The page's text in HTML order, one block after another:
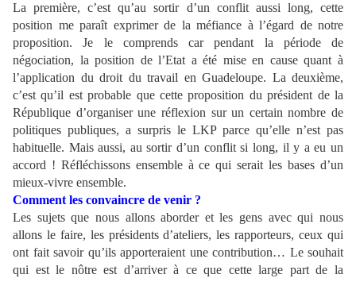
La première, c’est qu’au sortir d’un conflit aussi long, cette
position me paraît exprimer de la méfiance à l’égard de notre
proposition. Je le comprends car pendant la période de
négociation, la position de l’Etat a été mise en cause quant à
l’application du droit du travail en Guadeloupe. La deuxième,
c’est qu’il est probable que cette proposition du président de la
République d’organiser une réflexion sur un certain nombre de
politiques publiques, a surpris le LKP parce qu’elle n’est pas
habituelle. Mais aussi, au sortir d’un conflit si long, il y a eu un
accord ! Réfléchissons ensemble à ce qui serait les bases d’un
mieux-vivre ensemble.
Comment les convaincre de venir ?
Les sujets que nous allons aborder et les gens avec qui nous
allons le faire, les présidents d’ateliers, les rapporteurs, ceux qui
ont fait savoir qu’ils apporteraient une contribution… Le souhait
qui est le nôtre est d’arriver à ce que cette large part de la